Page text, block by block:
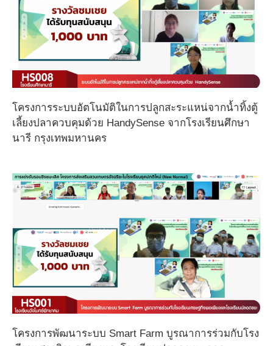
โครงการระบบอัตโนมัติในการปลูกสะระแหน่จากน้ำทิ้งตู้
เลี้ยงปลาควบคุมด้วย HandySense จากโรงเรียนศึกษา
นารี กรุงเทพมหานคร
โครงการพัฒนาระบบ Smart Farm บูรณาการร่วมกับโรง